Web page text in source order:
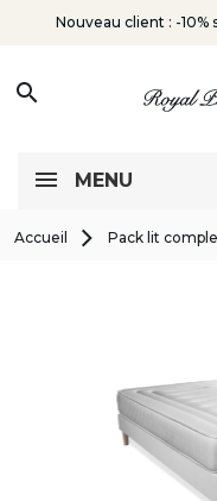
Nouveau client : -
search
MENU
Accueil Pack lit